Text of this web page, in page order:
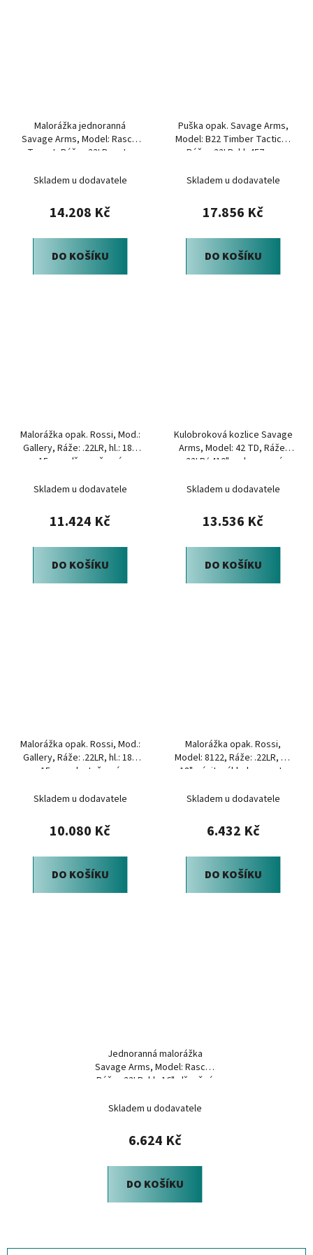
Malorážka jednoranná
Savage Arms, Model: Rascal
Target, Ráže: .22LR, set s
Skladem u dodavatele
14.208 Kč
DO KOŠÍKU
Puška opak. Savage Arms,
Model: B22 Timber Tactical,
Ráže: .22LR, hl: 457mm
Skladem u dodavatele
17.856 Kč
DO KOŠÍKU
Malorážka opak. Rossi, Mod.:
Gallery, Ráže: .22LR, hl.: 18",
15 ran, dřevo, černá
Skladem u dodavatele
11.424 Kč
DO KOŠÍKU
Kulobroková kozlice Savage
Arms, Model: 42 TD, Ráže:
.22LR/.410", polymerová
Skladem u dodavatele
13.536 Kč
DO KOŠÍKU
Malorážka opak. Rossi, Mod.:
Gallery, Ráže: .22LR, hl.: 18",
15 ran, plast, černá
Skladem u dodavatele
10.080 Kč
DO KOŠÍKU
Malorážka opak. Rossi,
Model: 8122, Ráže: .22LR, hl.:
18", závit, základna mont.,
Skladem u dodavatele
6.432 Kč
DO KOŠÍKU
Jednoranná malorážka
Savage Arms, Model: Rascal,
Ráže: .22LR, hl.: 16", dřevěná
Skladem u dodavatele
6.624 Kč
DO KOŠÍKU